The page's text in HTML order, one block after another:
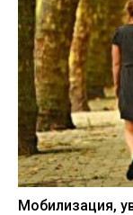
Мобилизация,